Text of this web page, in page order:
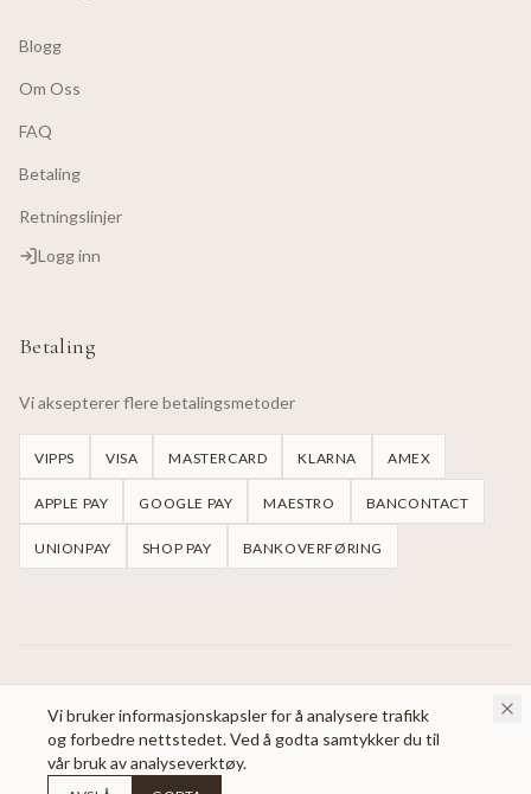
Vi bruker informasjonskapsler for å analysere trafikk
og forbedre nettstedet. Ved å godta samtykker du til
vår bruk av analyseverktøy.
Blogg
Om Oss
FAQ
Betaling
Retningslinjer
Logg inn
Betaling
Vi aksepterer flere betalingsmetoder
VIPPS VISA MASTERCARD KLARNA AMEX
APPLE PAY GOOGLE PAY MAESTRO BANCONTACT
UNIONPAY SHOP PAY BANKOVERFØRING